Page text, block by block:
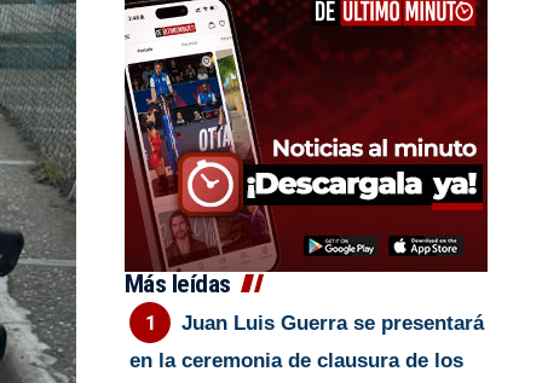
Más leídas
Juan Luis Guerra se presentará
en la ceremonia de clausura de los